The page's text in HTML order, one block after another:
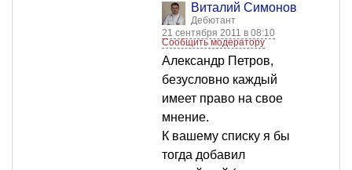
Виталий Симонов
Дебютант
21 сентября 2011 в 08:10
Сообщить модератору
Александр Петров,
безусловно каждый
имеет право на свое
мнение.
К вашему списку я бы
тогда добавил